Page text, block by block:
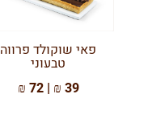
פאי שוקולד פרווה
טבעוני
39 ₪ | 72 ₪